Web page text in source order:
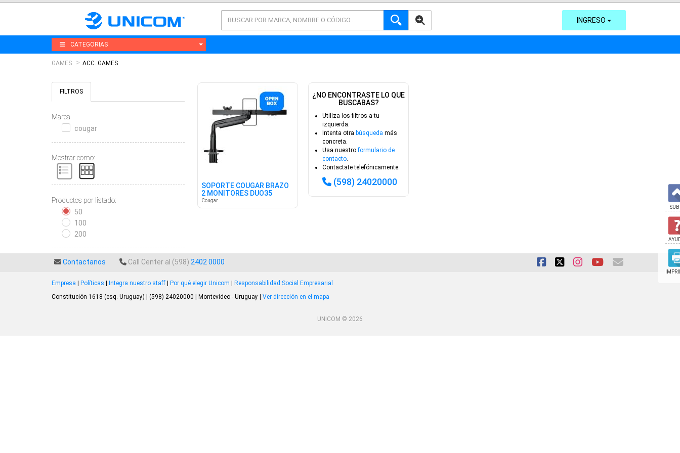
AVANZADA INGRESO
CATEGORIAS
GAMES ACC. GAMES
FILTROS
Marca
cougar
Mostrar como:
Productos por listado:
50
100
200
SOPORTE COUGAR BRAZO
2 MONITORES DUO35
C/FALTANTES
Cougar
¿NO ENCONTRASTE LO QUE
BUSCABAS?
Utiliza los filtros a tu
izquierda.
Intenta otra búsqueda más
concreta.
Usa nuestroformulario de
contacto.
Contactate telefónicamente:
(598) 24020000
Contactanos Call Center al (598) 2402 0000
Empresa | Políticas | Integra nuestro staff | Por qué elegir Unicom | Responsabilidad Social Empresarial
Constitución 1618 (esq. Uruguay) | (598) 24020000 | Montevideo - Uruguay | Ver dirección en el mapa
UNICOM © 2026